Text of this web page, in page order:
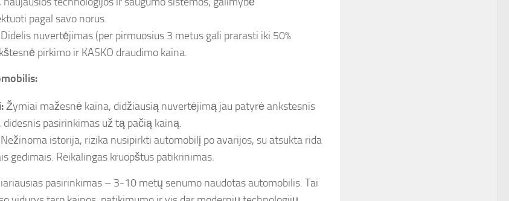
pagal savo norus.
Didelis nuvertėjimas (per pirmuosius 3 metus gali prarasti iki 50%
pirkimo ir KASKO draudimo kaina.
Žymiai mažesnė kaina, didžiausią nuvertėjimą jau patyrė ankstesnis
didesnis pasirinkimas už tą pačią kainą.
Nežinoma istorija, rizika nusipirkti automobilį po avarijos, su atsukta rida
gedimais. Reikalingas kruopštus patikrinimas.
pasirinkimas – 3-10 metų senumo naudotas automobilis. Tai